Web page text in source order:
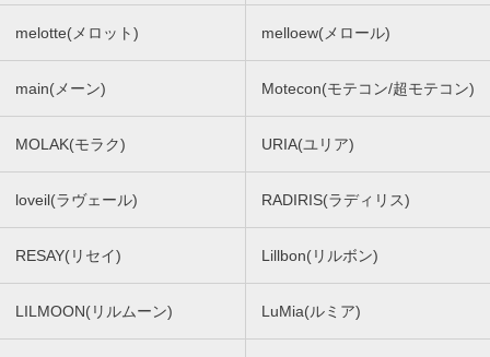
melotte(メロット) melloew(メロール)
main(メーン) Motecon(モテコン/超モテコン)
MOLAK(モラク) URIA(ユリア)
loveil(ラヴェール) RADIRIS(ラディリス)
RESAY(リセイ) Lillbon(リルボン)
LILMOON(リルムーン) LuMia(ルミア)